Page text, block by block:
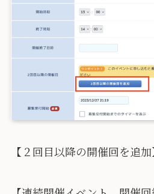
【２回目以降の開催回を追